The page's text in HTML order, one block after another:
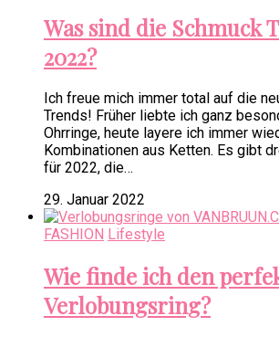
Was sind die Schmuck
2022?
Ich freue mich immer total auf die
Trends! Früher liebte ich ganz
Ohrringe, heute layere ich immer
Kombinationen aus Ketten. Es gibt
für 2022, die…
29. Januar 2022
FASHION Lifestyle
Wie finde ich den
Verlobungsring?